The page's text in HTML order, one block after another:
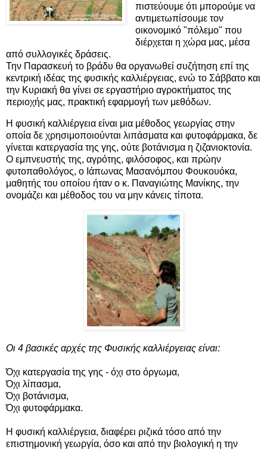
πιστεύουμε ότι μπορούμε να
αντιμετωπίσουμε τον
οικονομικό "πόλεμο" που
διέρχεται η χώρα μας, μέσα
από συλλογικές δράσεις.
Την Παρασκευή το βράδυ θα οργανωθεί συζήτηση επί της
κεντρική ιδέας της φυσικής καλλιέργειας, ενώ το Σάββατο και
την Κυριακή θα γίνει σε εργαστήριο αγροκτήματος της
περιοχής μας, πρακτική εφαρμογή των μεθόδων.
Η φυσική καλλιέργεια είναι μια μέθοδος γεωργίας στην
οποία δε χρησιμοποιούνται λιπάσματα και φυτοφάρμακα, δε
γίνεται κατεργασία της γης, ούτε βοτάνισμα η ζιζανιοκτονία.
Ο εμπνευστής της, αγρότης, φιλόσοφος, και πρώην
φυτοπαθολόγος, ο Ιάπωνας Μασανόμπου Φουκουόκα,
μαθητής του οποίου ήταν ο κ. Παναγιώτης Μανίκης, την
ονομάζει και μέθοδος του να μην κάνεις τίποτα.
Οι 4 βασικές αρχές της Φυσικής καλλιέργειας είναι:
Όχι κατεργασία της γης - όχι στο όργωμα,
Όχι λίπασμα,
Όχι βοτάνισμα,
Όχι φυτοφάρμακα.
Η φυσική καλλιέργεια, διαφέρει ριζικά τόσο από την
επιστημονική γεωργία, όσο και από την βιολογική η την